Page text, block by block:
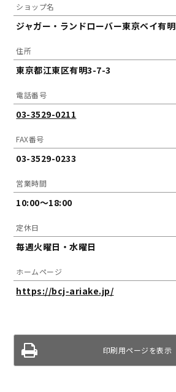
ショップ名
ジャガー・ランドローバー東京ベイ有明
住所
東京都江東区有明3-7-3
電話番号
03-3529-0211
FAX番号
03-3529-0233
営業時間
10:00～18:00
定休日
毎週火曜日・水曜日
ホームページ
https://bcj-ariake.jp/
印刷用ページを表示